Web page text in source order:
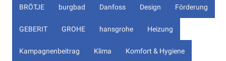
BRÖTJE burgbad Danfoss Design Förderung
GEBERIT GROHE hansgrohe Heizung
Kampagnenbeitrag Klima Komfort & Hygiene